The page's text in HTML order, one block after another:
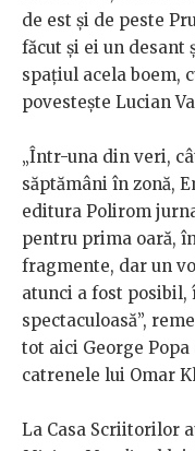
de est și de peste
făcut și ei un
spațiul acela boem,
povestește Lucian
„Într-una din veri,
săptămâni în zonă,
editura Polirom
pentru prima oară,
fragmente, dar un
atunci a fost
spectaculoasă”,
tot aici George
catrenele lui Omar
La Casa Scriitorilor